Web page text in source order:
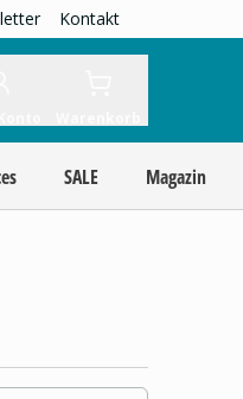
Kontakt
SALE Magazin